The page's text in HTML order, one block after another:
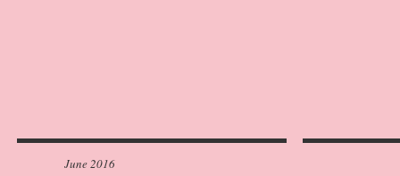
June 2016